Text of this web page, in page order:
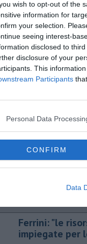
wish to opt-out of the
information for
your selection.
seeing interest-
disclosed to
disclosure of your
This
Participants
Personal Data
CONFIRM
Data
province di Pisa e
I versi di
​Il poemetto del
Paolo e Francesca
A Sasso
Ferrini: "le
impiegate per